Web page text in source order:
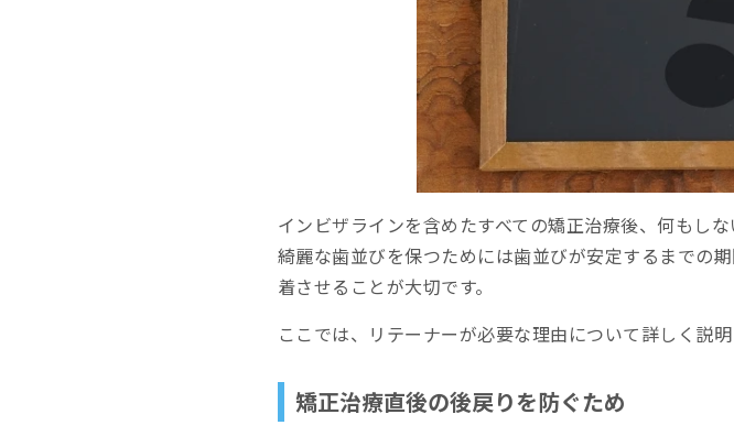
インビザラインのアタッチメントを付けるタイミ
インビザラインのアタッチメントを外すタイミン
保定期間にかかる金額はどれくらい？
リテーナーの費用
経過観察料
リテーナーの作り直しや追加購入費用
リテーナーの装着期間は？いつまで？
リテーナーを装着するのは夜だけでも大丈夫？
インビザラインを含めたすべての矯正治療後、何もし
綺麗な歯並びを保つためには歯並びが安定するまでの
着させることが大切です。
ここでは、リテーナーが必要な理由について詳しく説明
矯正治療直後の後戻りを防ぐため